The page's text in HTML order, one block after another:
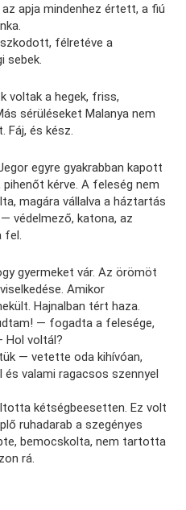
apja mindenhez értett, a fiú
félretéve a
sebek.
voltak a hegek, friss,
sérüléseket Malanya nem
Fáj, és kész.
egyre gyakrabban kapott
kérve. A feleség nem
magára vállalva a háztartás
védelmező, katona, az
fel.
gyermeket vár. Az örömöt
Amikor
Hajnalban tért haza.
— fogadta a felesége,
Hol voltál?
— vetette oda kihívóan,
valami ragacsos szennyel
kétségbeesetten. Ez volt
ruhadarab a szegényes
bemocskolta, nem tartotta
rá.